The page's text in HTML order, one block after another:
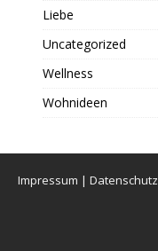
Liebe
Uncategorized
Wellness
Wohnideen
Impressum | Datenschutz